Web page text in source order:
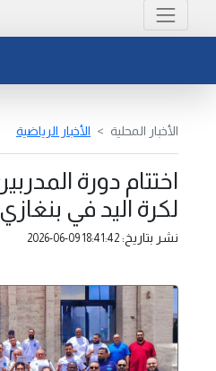
الأخبار المحلية الأخبار الرياضية
لكرة اليد في بنغازي
نشر بتاريخ: 2026-06-09 18:41:42